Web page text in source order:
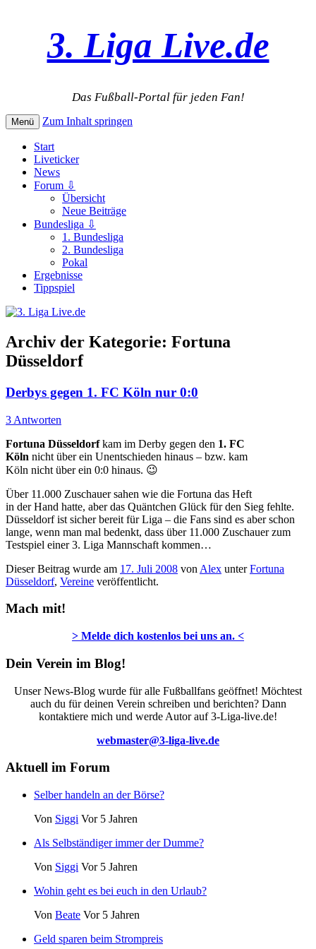
3. Liga Live.de
Das Fußball-Portal für jeden Fan!
Menü Zum Inhalt springen
Start
Liveticker
News
Forum ⇩
Übersicht
Neue Beiträge
Bundesliga ⇩
1. Bundesliga
2. Bundesliga
Pokal
Ergebnisse
Tippspiel
Archiv der Kategorie: Fortuna
Düsseldorf
Derbys gegen 1. FC Köln nur 0:0
3 Antworten
Fortuna Düsseldorfkam im Derby gegen den 1. FC
Köln nicht über ein Unentschieden hinaus – bzw. kam
Köln nicht über ein 0:0 hinaus. 😉
Über 11.000 Zuschauer sahen wie die Fortuna das Heft
in der Hand hatte, aber das Quäntchen Glück für den Sieg fehlte.
Düsseldorf ist sicher bereit für Liga – die Fans sind es aber schon
lange, wenn man mal bedenkt, dass über 11.000 Zuschauer zum
Testspiel einer 3. Liga Mannschaft kommen…
Dieser Beitrag wurde am 17. Juli 2008 von Alex unterFortuna
Düsseldorf, Vereine veröffentlicht.
Mach mit!
> Melde dich kostenlos bei uns an. <
Dein Verein im Blog!
Unser News-Blog wurde für alle Fußballfans geöffnet! Möchtest
auch du für deinen Verein schreiben und berichten? Dann
kontaktiere mich und werde Autor auf 3-Liga-live.de!
webmaster@3-liga-live.de
Aktuell im Forum
Selber handeln an der Börse?
Von Siggi Vor 5 Jahren
Als Selbständiger immer der Dumme?
Von Siggi Vor 5 Jahren
Wohin geht es bei euch in den Urlaub?
Von Beate Vor 5 Jahren
Geld sparen beim Strompreis